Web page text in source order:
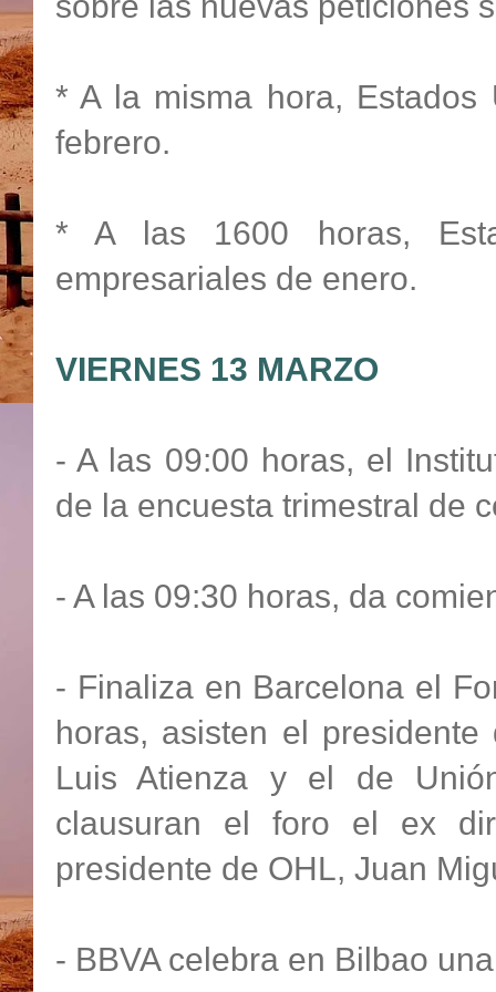
* A la misma hora, Estados
febrero.
* A las 1600 horas,
empresariales de enero.
VIERNES 13 MARZO
- A las 09:00 horas, el
de la encuesta trimestral de
- A las 09:30 horas, da
- Finaliza en Barcelona el
horas, asisten el
Luis Atienza y el de
clausuran el foro el ex
presidente de OHL, Juan
- BBVA celebra en Bilbao